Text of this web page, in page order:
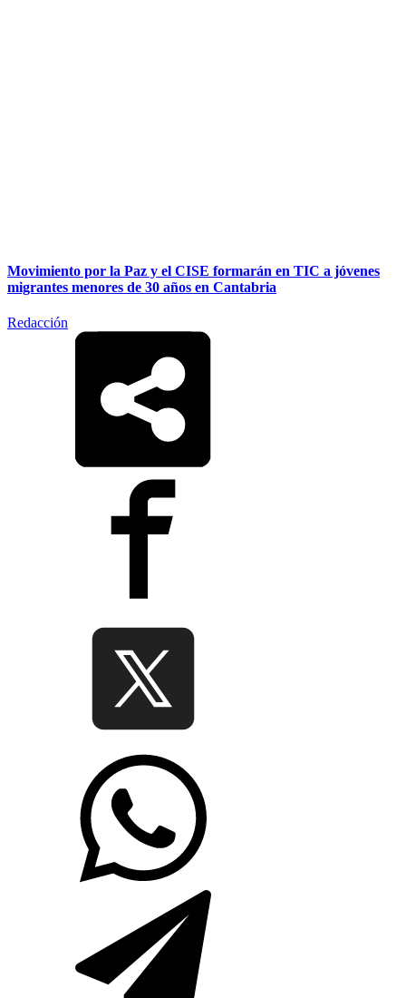
Movimiento por la Paz y el CISE formarán en TIC a jóvenes
migrantes menores de 30 años en Cantabria
Redacción